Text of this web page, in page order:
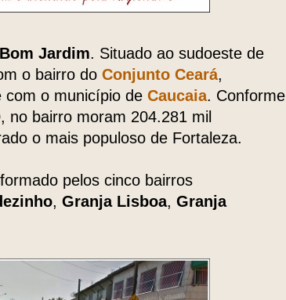
Bom Jardim. Situado ao sudoeste de
o bairro do Conjunto Ceará,
com o município de Caucaia. Conforme
no bairro moram 204.281 mil
o mais populoso de Fortaleza.
pelos cinco bairros
, Granja Lisboa, Granja